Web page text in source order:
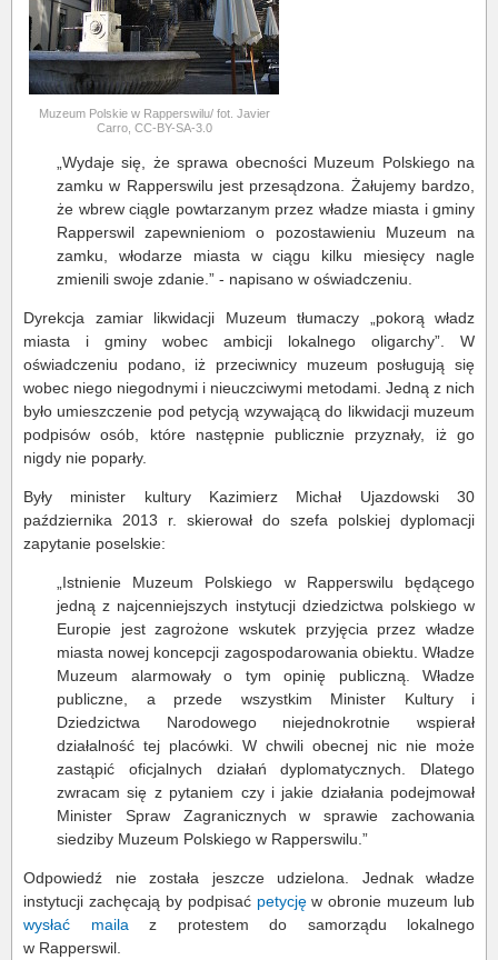
Muzeum Polskie w Rapperswilu/ fot. Javier
Carro, CC-BY-SA-3.0
„Wydaje się, że sprawa obecności Muzeum Polskiego na
zamku w Rapperswilu jest przesądzona. Żałujemy bardzo,
że wbrew ciągle powtarzanym przez władze miasta i gminy
Rapperswil zapewnieniom o pozostawieniu Muzeum na
zamku, włodarze miasta w ciągu kilku miesięcy nagle
zmienili swoje zdanie.” - napisano w oświadczeniu.
Dyrekcja zamiar likwidacji Muzeum tłumaczy „pokorą władz
miasta i gminy wobec ambicji lokalnego oligarchy”. W
oświadczeniu podano, iż przeciwnicy muzeum posługują się
wobec niego niegodnymi i nieuczciwymi metodami. Jedną z nich
było umieszczenie pod petycją wzywającą do likwidacji muzeum
podpisów osób, które następnie publicznie przyznały, iż go
nigdy nie poparły.
Były minister kultury Kazimierz Michał Ujazdowski 30
października 2013 r. skierował do szefa polskiej dyplomacji
zapytanie poselskie:
„Istnienie Muzeum Polskiego w Rapperswilu będącego
jedną z najcenniejszych instytucji dziedzictwa polskiego w
Europie jest zagrożone wskutek przyjęcia przez władze
miasta nowej koncepcji zagospodarowania obiektu. Władze
Muzeum alarmowały o tym opinię publiczną. Władze
publiczne, a przede wszystkim Minister Kultury i
Dziedzictwa Narodowego niejednokrotnie wspierał
działalność tej placówki. W chwili obecnej nic nie może
zastąpić oficjalnych działań dyplomatycznych. Dlatego
zwracam się z pytaniem czy i jakie działania podejmował
Minister Spraw Zagranicznych w sprawie zachowania
siedziby Muzeum Polskiego w Rapperswilu.”
Odpowiedź nie została jeszcze udzielona. Jednak władze
instytucji zachęcają by podpisać petycjęw obronie muzeum lub
wysłać maila z protestem do samorządu lokalnego
w Rapperswil.